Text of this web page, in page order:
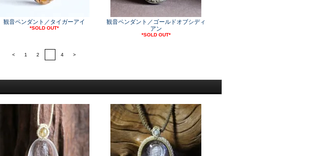
観音ペンダント／タイガーアイ
*SOLD OUT*
観音ペンダント／ゴールドオブシディ
アン
*SOLD OUT*
< 1 2 4 >